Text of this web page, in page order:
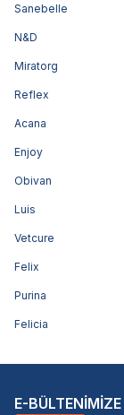
Sanebelle
N&D
Miratorg
Reflex
Acana
Enjoy
Obivan
Luis
Vetcure
Felix
Purina
Felicia
E-